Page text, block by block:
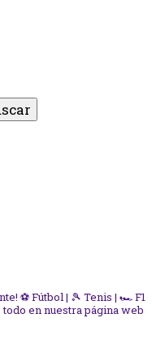
⚽ Fútbol | 🎾 Tenis | 🏎️ F1
en nuestra página web